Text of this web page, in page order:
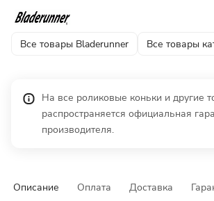
Все товары Bladerunner Все товары
На все роликовые коньки и другие
распространяется официальная
производителя.
Описание Оплата Доставка